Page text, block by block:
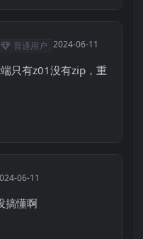
普通用户 2024-06-11
只有z01没有zip，重
06-11
搞懂啊